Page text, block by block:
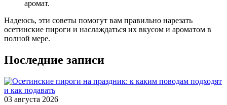
аромат.
Надеюсь, эти советы помогут вам правильно нарезать
осетинские пироги и наслаждаться их вкусом и ароматом в
полной мере.
Последние записи
03 августа 2026